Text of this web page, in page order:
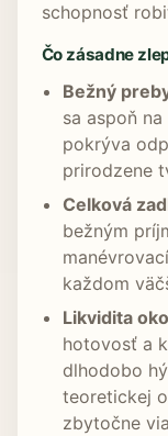
schopnosť
Čo zásadne
Bežný
sa aspoň
pokrýva
prirodzene
Celková
bežným
každom
Likvidita
hotovosť a
dlhodobo
teoretickej
zbytočne